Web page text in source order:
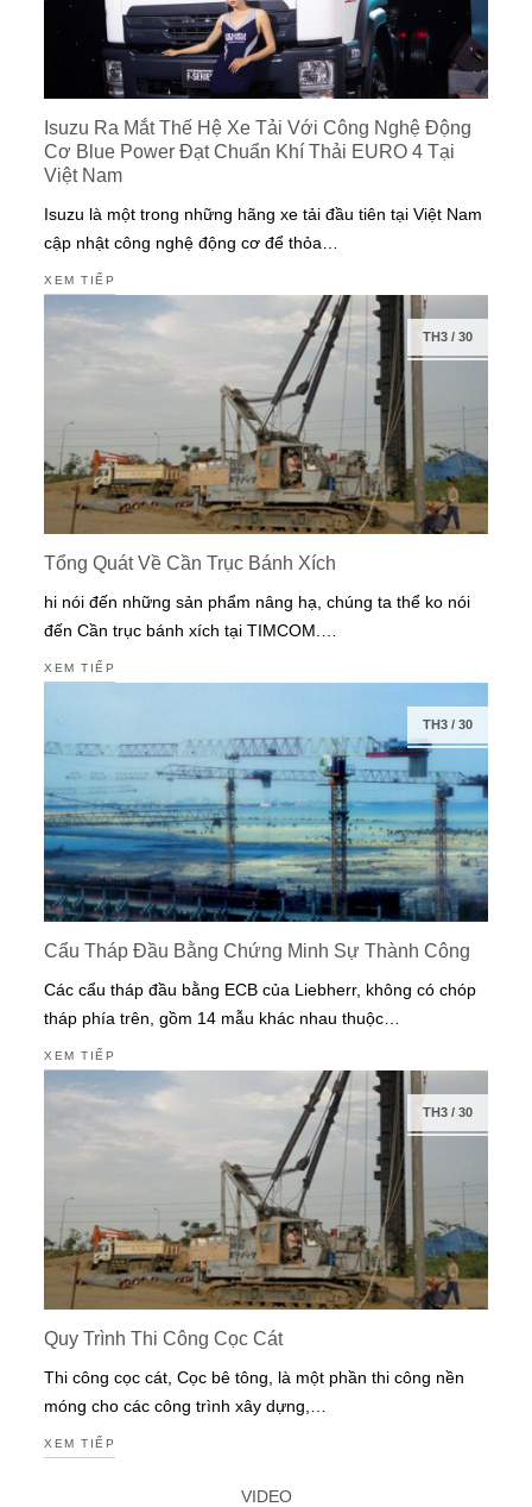
Isuzu Ra Mắt Thế Hệ Xe Tải Với Công Nghệ Động
Cơ Blue Power Đạt Chuẩn Khí Thải EURO 4 Tại
Việt Nam
Isuzu là một trong những hãng xe tải đầu tiên tại Việt Nam
cập nhật công nghệ động cơ để thỏa…
XEM TIẾP
TH3/ 30
Tổng Quát Về Cần Trục Bánh Xích
hi nói đến những sản phẩm nâng hạ, chúng ta thể ko nói
đến Cần trục bánh xích tại TIMCOM.…
XEM TIẾP
TH3/ 30
Cẩu Tháp Đầu Bằng Chứng Minh Sự Thành Công
Các cẩu tháp đầu bằng ECB của Liebherr, không có chóp
tháp phía trên, gồm 14 mẫu khác nhau thuộc…
XEM TIẾP
TH3/ 30
Quy Trình Thi Công Cọc Cát
Thi công cọc cát, Cọc bê tông, là một phần thi công nền
móng cho các công trình xây dựng,…
XEM TIẾP
VIDEO